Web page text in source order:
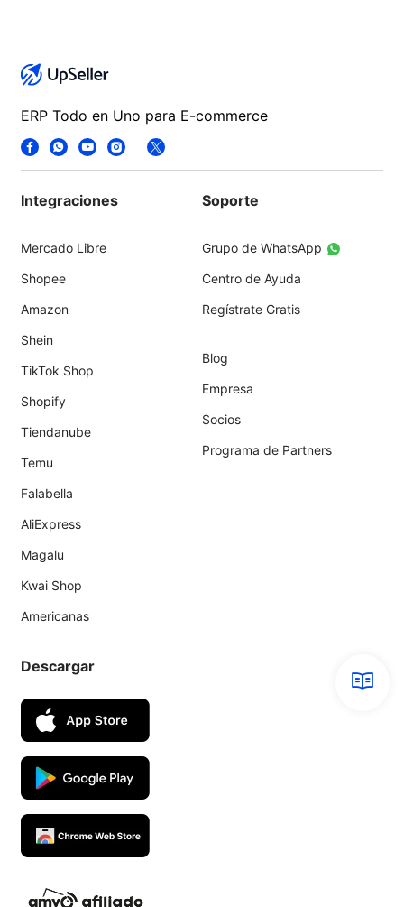
ERP Todo en Uno para E-commerce
Integraciones
Mercado Libre
Shopee
Amazon
Shein
TikTok Shop
Shopify
Tiendanube
Temu
Falabella
AliExpress
Magalu
Kwai Shop
Americanas
Soporte
Grupo de WhatsApp
Centro de Ayuda
Regístrate Gratis
Blog
Empresa
Socios
Programa de Partners
Descargar